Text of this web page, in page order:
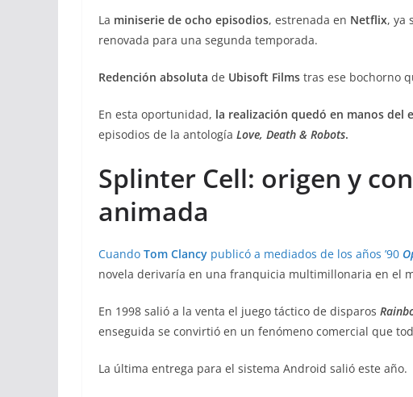
La miniserie de ocho episodios, estrenada en Netflix, ya
renovada para una segunda temporada.
Redención absoluta de Ubisoft Films tras ese bochorno
En esta oportunidad, la realización quedó en manos del
episodios de la antología Love, Death & Robots.
Splinter Cell: origen y
animada
Cuando Tom Clancy publicó a mediados de los años ’90
novela derivaría en una franquicia multimillonaria en el
En 1998 salió a la venta el juego táctico de disparos
enseguida se convirtió en un fenómeno comercial que
La última entrega para el sistema Android salió este año.